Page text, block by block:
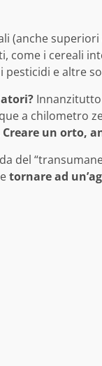
(anche
i cereali
pesticidi e altre
a chilometro
Creare un orto,
del
tornare ad